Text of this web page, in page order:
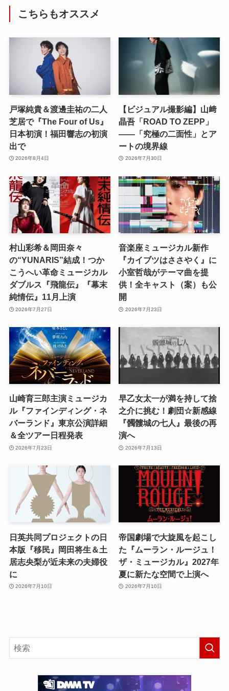
こちらもオススメ
戸塚純貴＆渡邊圭祐の二人
芝居で『The Four of Us』
日本初演！福田響志の初演
出で
2026年8月4日
【ビジュアル撮影編】山﨑
晶吾「ROAD TO ZEPP」
――「究極の二面性」とア
ートの境界線
2026年7月30日
村山彩希＆岡田奈々
の“YUNARIS”結成！つか
こうへい革命ミュージカル
ダブルス『飛龍伝』『幕末
純情伝』11月上演
2026年7月27日
音楽座ミュージカル新作
『カイブツはささやく』に
小室哲哉がテーマ曲を提
供！全キャスト（案）も公
開
2026年7月23日
山崎育三郎主演ミュージカ
ル『ファインディング・ネ
バーランド』東京公演詳細
＆全ツアー日程発表
2026年7月23日
早乙女太一が満を持して捨
之介に挑む！劇団☆新感線
『髑髏城の七人』最後の再
演へ
2026年7月13日
日英共同プロジェクトの日
本版『移民』岡田将生＆土
居志央梨が近未来の夫婦役
に
2026年7月10日
帝国劇場で大旋風を起こし
た『ムーラン・ルージュ！
ザ・ミュージカル』2027年
夏に新たな空間で上演へ
2026年7月10日